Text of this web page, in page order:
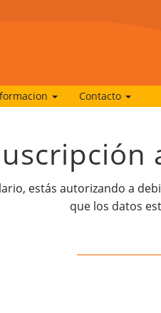
Contacto
estás autorizando a
que los datos